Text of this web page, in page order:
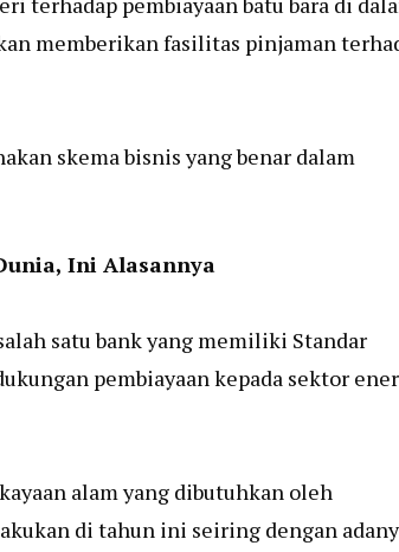
memberikan fasilitas pinjaman
skema bisnis yang benar dalam
Ini Alasannya
satu bank yang memiliki Standar
pembiayaan kepada sektor
alam yang dibutuhkan oleh
di tahun ini seiring dengan